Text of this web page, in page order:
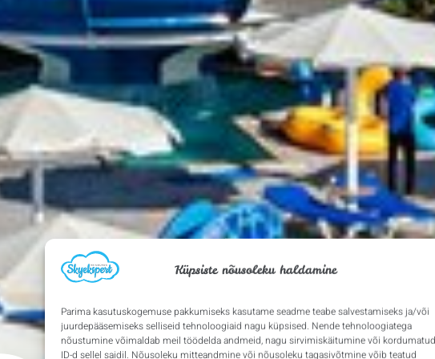
Küpsiste nõusoleku haldamine
Parima kasutuskogemuse pakkumiseks kasutame seadme teabe salvestamiseks ja/või
juurdepääsemiseks selliseid tehnoloogiaid nagu küpsised. Nende tehnoloogiatega
nõustumine võimaldab meil töödelda andmeid, nagu sirvimiskäitumine või kordumatud
ID-d sellel saidil. Nõusoleku mitteandmine või nõusoleku tagasivõtmine võib teatud